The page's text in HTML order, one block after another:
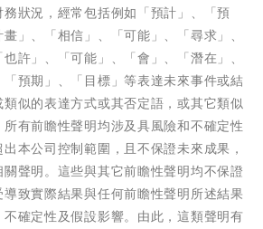
狀況，經常包括例如「預計」、「預
」、「相信」、「可能」、「尋求」、
也許」、「可能」、「會」、「潛在」、
「預期」、「目標」等表達未來事件或結
似的表達方式或其否定語，或其它類似
有前瞻性聲明均涉及具風險和不確定性
本公司控制範圍，且不保證未來成果，
聲明。這些與其它前瞻性聲明均不保證
致實際結果與任何前瞻性聲明所述結果
確定性及假設影響。由此，這類聲明有